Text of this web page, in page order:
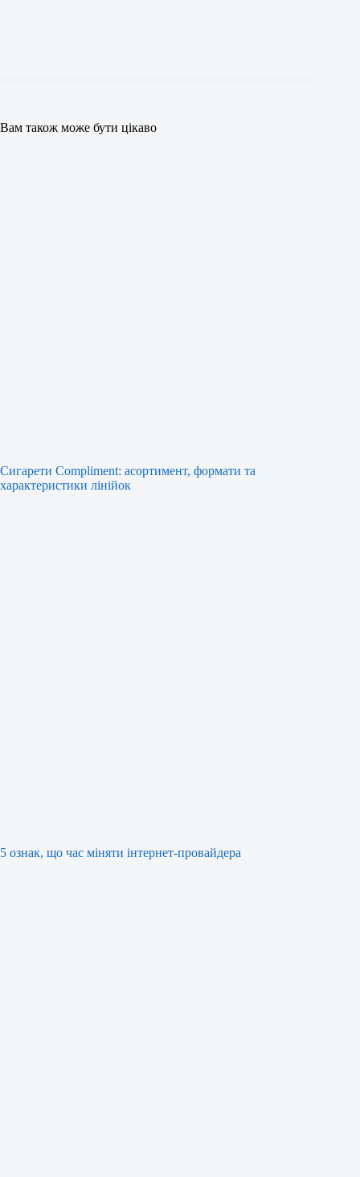
Вам також може бути цікаво
Сигарети Compliment: асортимент, формати та
характеристики лінійок
5 ознак, що час міняти інтернет-провайдера